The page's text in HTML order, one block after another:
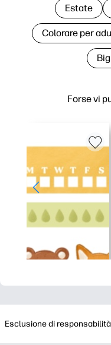
Forse vi
Estate
Colorare per
Esclusione di responsabilità